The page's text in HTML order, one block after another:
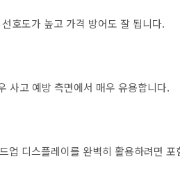
호도가 높고 가격 방어도 잘 됩니다.
사고 예방 측면에서 매우 유용합니다.
업 디스플레이를 완벽히 활용하려면 포